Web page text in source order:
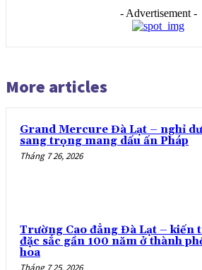
- Advertisement -
More articles
Grand Mercure Đà Lạt – nghỉ
sang trọng mang dấu ấn Pháp
Tháng 7 26, 2026
Trường Cao đẳng Đà Lạt – kiến
đặc sắc gần 100 năm ở thành
hoa